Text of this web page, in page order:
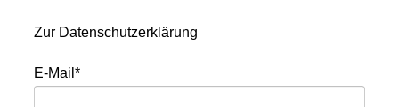
Zur Datenschutzerklärung
E-Mail*